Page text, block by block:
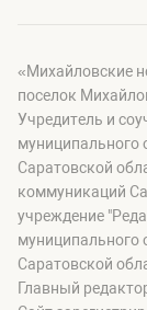
«Михайловские
поселок
Учредитель и
муниципального
Саратовской
коммуникаций
учреждение
муниципального
Саратовской
Главный